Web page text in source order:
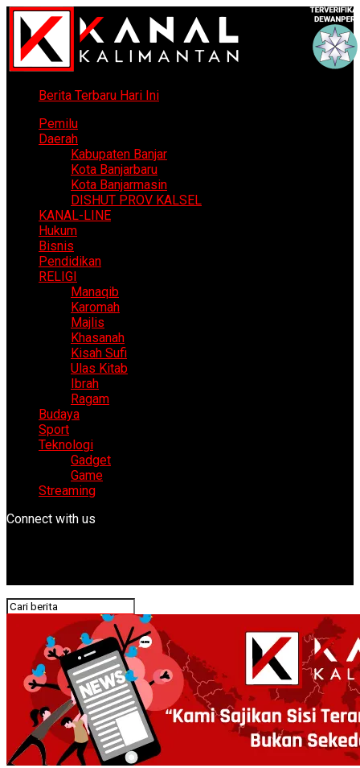
Berita Terbaru Hari Ini
Pemilu
Daerah
Kabupaten Banjar
Kota Banjarbaru
Kota Banjarmasin
DISHUT PROV KALSEL
KANAL-LINE
Hukum
Bisnis
Pendidikan
RELIGI
Manaqib
Karomah
Majlis
Khasanah
Kisah Sufi
Ulas Kitab
Ibrah
Ragam
Budaya
Sport
Teknologi
Gadget
Game
Streaming
Connect with us